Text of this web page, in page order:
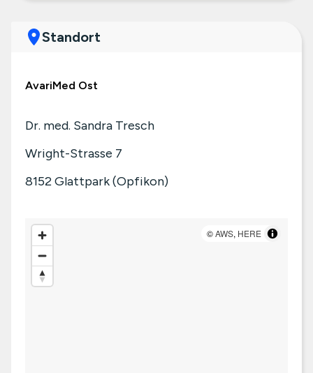
Standort
AvariMed Ost
Dr. med. Sandra Tresch
Wright-Strasse 7
8152Glattpark (Opfikon)
©AWS, HERE